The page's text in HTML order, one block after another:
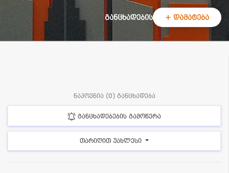
განცხადების + დამატება
ნაპოვნია (0) განცხადება
განცხადებების გამოწერა
თარიღით უახლესი